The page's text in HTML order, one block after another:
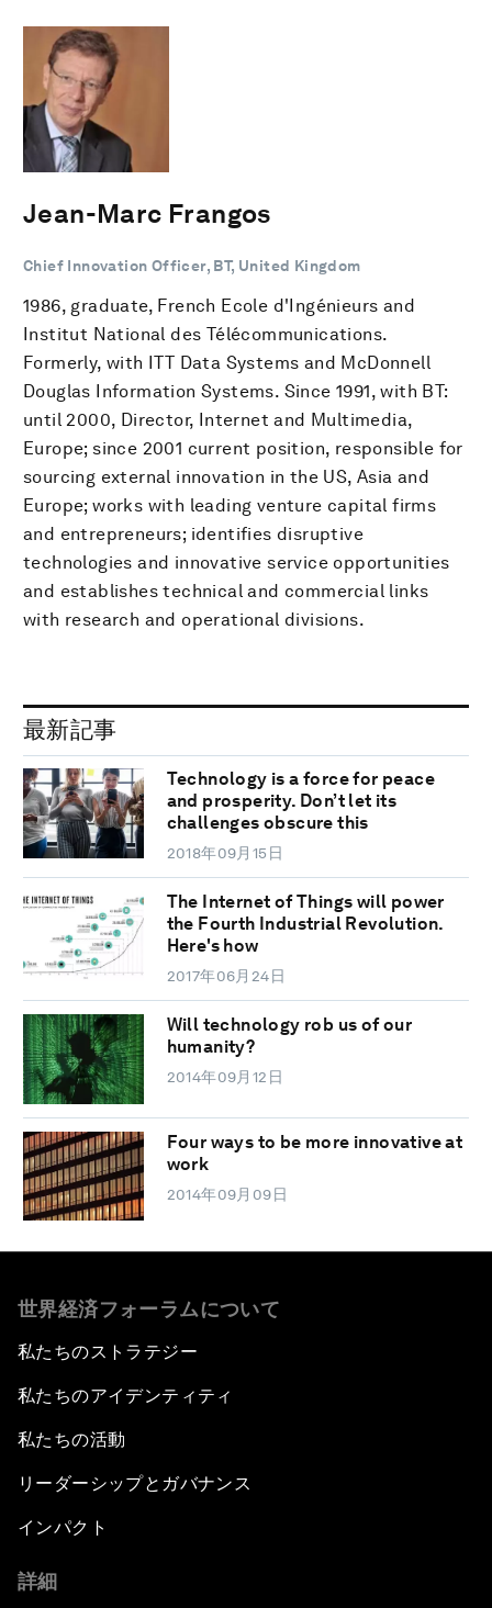
Jean-Marc Frangos
Chief Innovation Officer, BT, United Kingdom
1986, graduate, French Ecole d'Ingénieurs and
Institut National des Télécommunications.
Formerly, with ITT Data Systems and McDonnell
Douglas Information Systems. Since 1991, with BT:
until 2000, Director, Internet and Multimedia,
Europe; since 2001 current position, responsible for
sourcing external innovation in the US, Asia and
Europe; works with leading venture capital firms
and entrepreneurs; identifies disruptive
technologies and innovative service opportunities
and establishes technical and commercial links
with research and operational divisions.
最新記事
Technology is a force for peace
and prosperity. Don’t let its
challenges obscure this
2018年09月15日
The Internet of Things will power
the Fourth Industrial Revolution.
Here's how
2017年06月24日
Will technology rob us of our
humanity?
2014年09月12日
Four ways to be more innovative at
work
2014年09月09日
世界経済フォーラムについて
私たちのストラテジー
私たちのアイデンティティ
私たちの活動
リーダーシップとガバナンス
インパクト
詳細